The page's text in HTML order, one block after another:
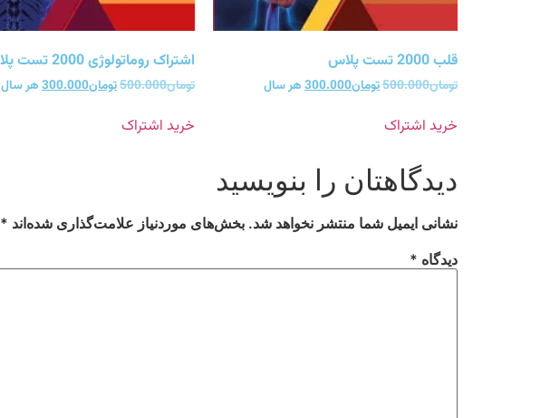
قلب 2000 تست پلاس
تومان500.000تومان300.000هر سال
خرید اشتراک
اشتراک روماتولوژی 2000 تست پلاس
تومان500.000تومان300.000هر سال
خرید اشتراک
دیدگاهتان را بنویسید
نشانی ایمیل شما منتشر نخواهد شد. بخش‌های موردنیاز علامت‌گذاری شده‌اند *
دیدگاه *